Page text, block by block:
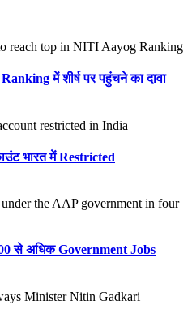
में शीर्ष पर पहुंचने का दावा
भारत में Restricted
से अधिक Government Jobs